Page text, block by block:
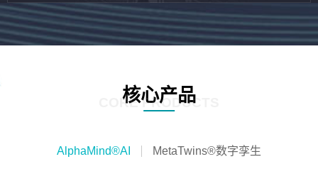
核心产品
CORE PRODUCTS
AlphaMind®AI MetaTwins®数字孪生